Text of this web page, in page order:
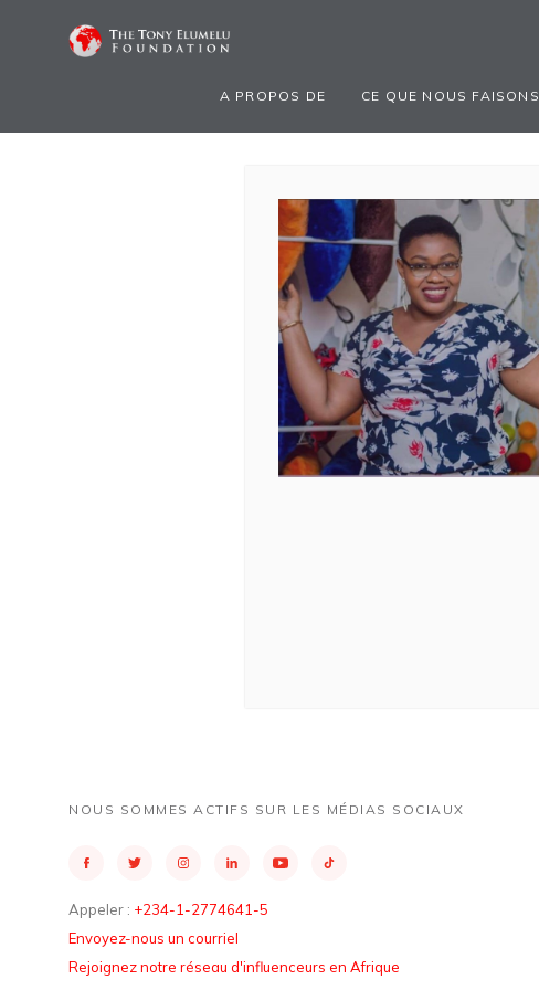
A PROPOS DE CE QUE NOUS FAISONS
NOUS SOMMES ACTIFS SUR LES MÉDIAS SOCIAUX
Appeler : +234-1-2774641-5
Envoyez-nous un courriel
Rejoignez notre réseau d'influenceurs en Afrique